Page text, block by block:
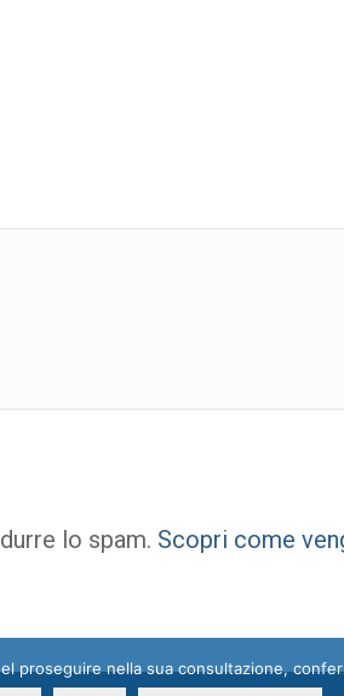
lo spam. Scopri come
proseguire nella sua consultazione,